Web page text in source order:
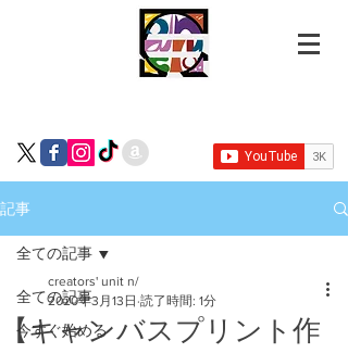
記事
全ての記事
今すぐ始める
全ての記事
【キャンバスプリント作
creators' unit n/
2020年3月13日 読了時間: 1分